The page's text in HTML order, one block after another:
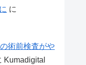
に
術前検査がや
Kumadigital